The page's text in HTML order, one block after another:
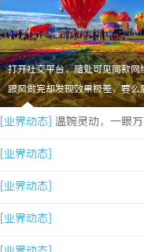
打开社交平台，随处可见同款网
跟风做完却发现效果极差，要么
[业界动态] 温婉灵动，一眼
的眉眼唇，才是你整张脸的点
生的气质加分项
[业界动态]
[业界动态]
[业界动态]